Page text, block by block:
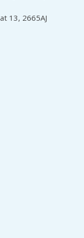
13, 2665AJ